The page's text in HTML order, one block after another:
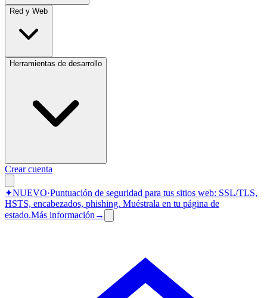
Red y Web
Herramientas de desarrollo
Crear cuenta
✦NUEVO·Puntuación de seguridad para tus sitios web: SSL/TLS,
HSTS, encabezados, phishing. Muéstrala en tu página de
estado.Más información →